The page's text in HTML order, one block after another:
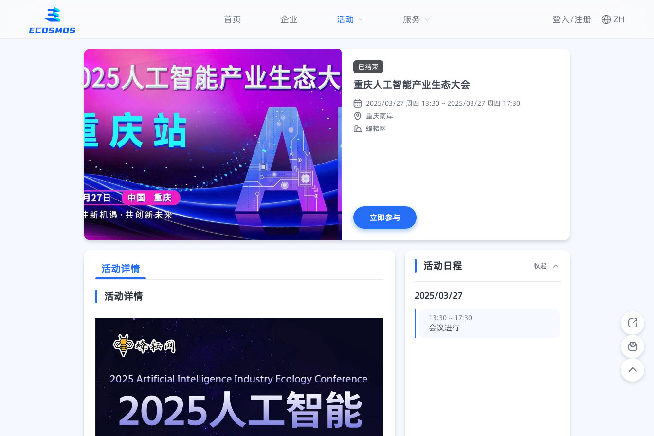
首页 企业 活动 服务 登入/注册 ZH
已结束
重庆人工智能产业生态大会
2025/03/27 周四 13:30 ~ 2025/03/27 周四 17:30
重庆南岸
蜂耘网
立即参与
活动详情
活动详情
活动日程 收起
2025/03/27
13:30 ~ 17:30
会议进行